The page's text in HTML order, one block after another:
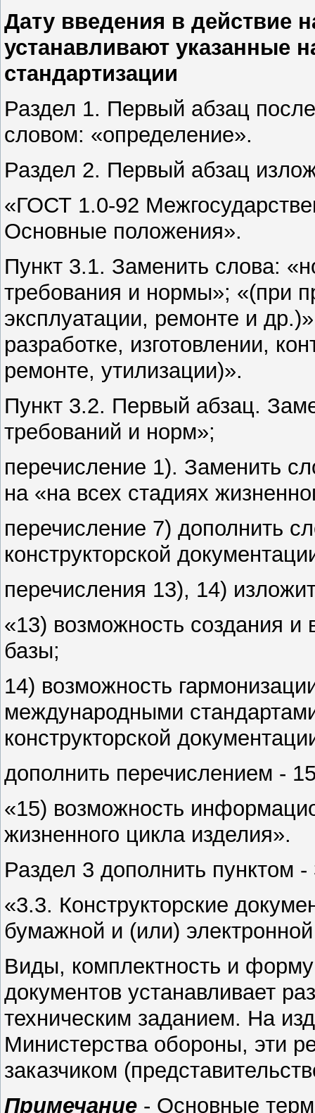
Дату введения в действие
устанавливают указанные
стандартизации
Раздел 1. Первый абзац
словом: «определение».
Раздел 2. Первый абзац
«ГОСТ 1.0-92
Основные положения».
Пункт 3.1. Заменить слова:
требования и нормы»; «(при
эксплуатации, ремонте и
разработке, изготовлении,
ремонте, утилизации)».
Пункт 3.2. Первый абзац.
требований и норм»;
перечисление 1). Заменить
на «на всех стадиях
перечисление 7) дополнить
конструкторской
перечисления 13), 14)
«13) возможность создания
базы;
14) возможность
международными
конструкторской
дополнить перечислением -
«15) возможность
жизненного цикла изделия».
Раздел 3 дополнить пунктом -
«3.3. Конструкторские
бумажной и (или)
Виды, комплектность и
документов устанавливает
техническим заданием. На
Министерства обороны, эти
заказчиком
Примечание - Основные